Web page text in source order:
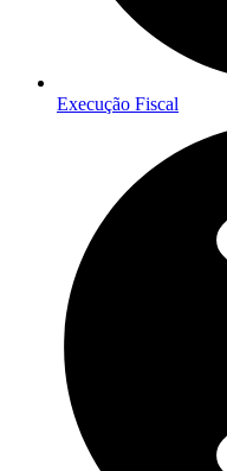
Execução Fiscal